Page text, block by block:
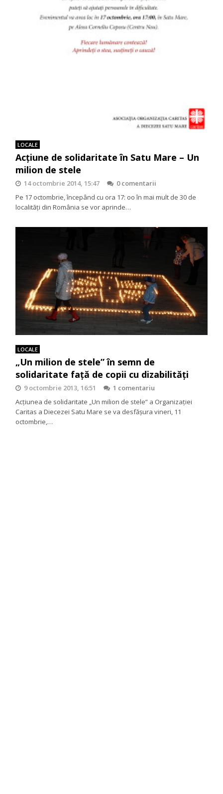
LOCALE
Acțiune de solidaritate în Satu Mare – Un
milion de stele
14 octombrie 2014, 15:47
0 comentarii
Pe 17 octombrie, începând cu ora 17: oo în mai mult de 30 de
localități din România se vor aprinde…
LOCALE
„Un milion de stele” în semn de
solidaritate faţă de copii cu dizabilităţi
9 octombrie 2013, 16:51
1 comentariu
Acţiunea de solidaritate „Un milion de stele” a Organizaţiei
Caritas a Diecezei Satu Mare se va desfășura vineri, 11
octombrie,…